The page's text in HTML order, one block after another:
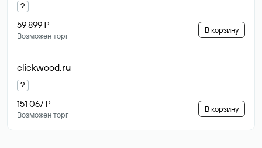
?
59 899 ₽
Возможен торг
В корзину
clickwood.ru
?
151 067 ₽
Возможен торг
В корзину